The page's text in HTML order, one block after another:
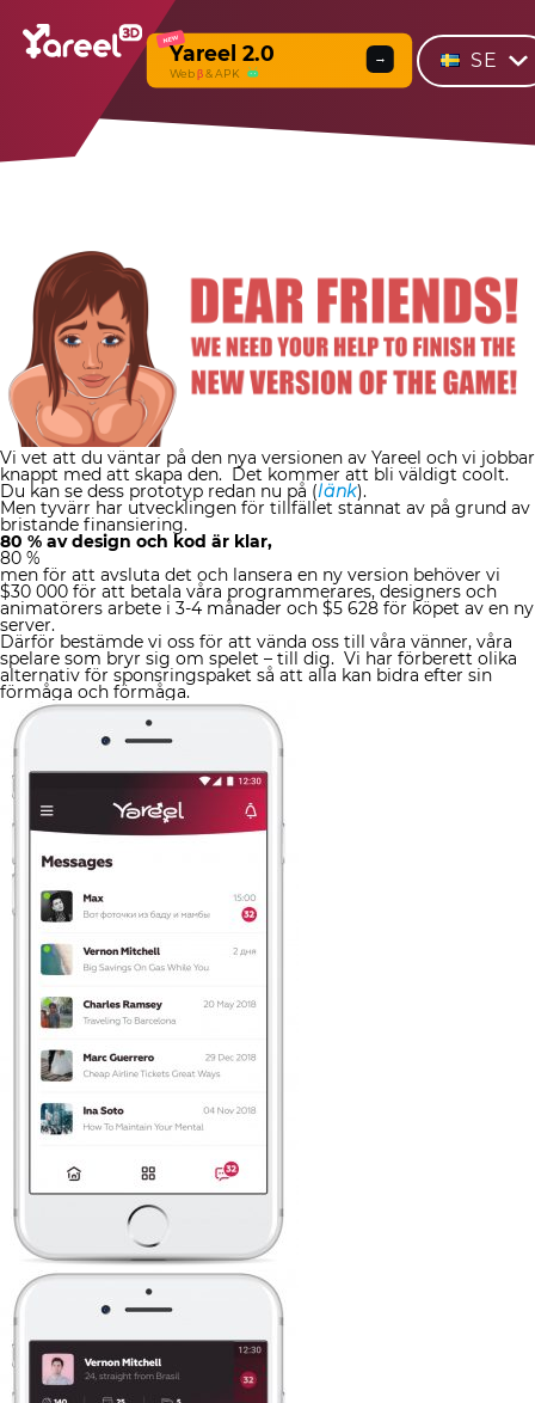
NEW
Yareel 2.0
Webβ & APK
→ SE
Vi vet att du väntar på den nya versionen av Yareel och vi jobbar
knappt med att skapa den. Det kommer att bli väldigt coolt.
Du kan se dess prototyp redan nu på (länk).
Men tyvärr har utvecklingen för tillfället stannat av på grund av
bristande finansiering.
80 % av design och kod är klar,
80 %
men för att avsluta det och lansera en ny version behöver vi
$30 000 för att betala våra programmerares, designers och
animatörers arbete i 3-4 månader och $5 628 för köpet av en ny
server.
Därför bestämde vi oss för att vända oss till våra vänner, våra
spelare som bryr sig om spelet – till dig. Vi har förberett olika
alternativ för sponsringspaket så att alla kan bidra efter sin
förmåga och förmåga.